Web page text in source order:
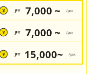
¥ JPY 7,000 ~ /pax
¥ JPY 7,000 ~ /pax
¥ JPY 15,000~ /pax